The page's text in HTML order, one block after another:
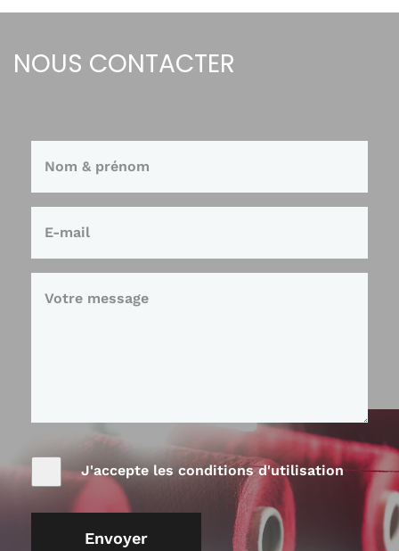
NOUS CONTACTER
J'accepte les conditions d'utilisation
Envoyer